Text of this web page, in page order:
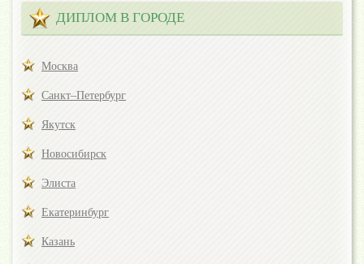
ДИПЛОМ В ГОРОДЕ
Москва
Санкт–Петербург
Якутск
Новосибирск
Элиста
Екатеринбург
Казань